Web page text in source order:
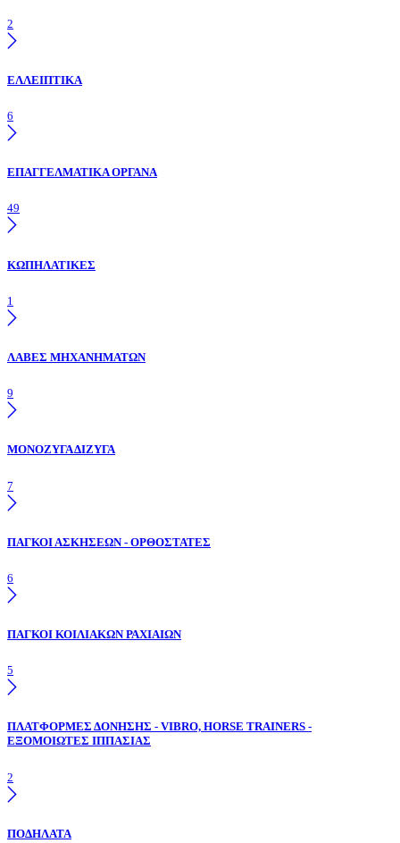
2
ΕΛΛΕΙΠΤΙΚΑ
6
ΕΠΑΓΓΕΛΜΑΤΙΚΑ ΟΡΓΑΝΑ
49
ΚΩΠΗΛΑΤΙΚΕΣ
1
ΛΑΒΕΣ ΜΗΧΑΝΗΜΑΤΩΝ
9
ΜΟΝΟΖΥΓΑ ΔΙΖΥΓΑ
7
ΠΑΓΚΟΙ ΑΣΚΗΣΕΩΝ - ΟΡΘΟΣΤΑΤΕΣ
6
ΠΑΓΚΟΙ ΚΟΙΛΙΑΚΩΝ ΡΑΧΙΑΙΩΝ
5
ΠΛΑΤΦΟΡΜΕΣ ΔΟΝΗΣΗΣ - VIBRO, HORSE TRAINERS -
ΕΞΟΜΟΙΩΤΕΣ ΙΠΠΑΣΙΑΣ
2
ΠΟΔΗΛΑΤΑ